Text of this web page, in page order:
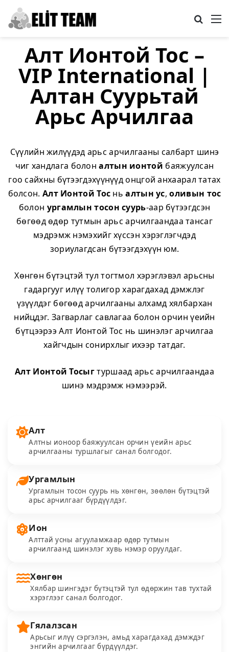
Алт Ионтой Тос –
VIP International |
Алтан Суурьтай
Арьс Арчилгаа
Сүүлийн жилүүдэд арьс арчилгааны салбарт шинэ
чиг хандлага болоналтын ионтой баяжуулсан
гоо сайхны бүтээгдэхүүнүүд онцгой анхаарал татах
болсон. Алт Ионтой Тос ньалтын ус,оливын тос
болон ургамлын тосон суурь-аар бүтээгдсэн
бөгөөд өдөр тутмын арьс арчилгаандаа тансаг
мэдрэмж нэмэхийг хүссэн хэрэглэгчдэд
зориулагдсан бүтээгдэхүүн юм.
Хөнгөн бүтэцтэй тул тогтмол хэрэглэвэл арьсны
гадаргууг илүү толигор харагдахад дэмжлэг
үзүүлдэг бөгөөд арчилгааны алхамд хялбархан
нийцдэг. Загварлаг савлагаа болон орчин үеийн
бүтцээрээ Алт Ионтой Тос нь шинэлэг арчилгаа
хайгчдын сонирхлыг ихээр татдаг.
Алт Ионтой Тосыгтуршаад арьс арчилгаандаа
шинэ мэдрэмж нэмээрэй.
Алт
Алтны ионоор баяжуулсан орчин үеийн арьс
арчилгааны туршлагыг санал болгодог.
Ургамлын
Ургамлын тосон суурь нь хөнгөн, зөөлөн бүтэцтэй
арьс арчилгааг бүрдүүлдэг.
Ион
Алттай усны агууламжаар өдөр тутмын
арчилгаанд шинэлэг хувь нэмэр оруулдаг.
Хөнгөн
Хялбар шингэдэг бүтэцтэй тул өдөржин тав тухтай
хэрэглээг санал болгодог.
Гялалзсан
Арьсыг илүү сэргэлэн, амьд харагдахад дэмждэг
энгийн арчилгааг бүрдүүлдэг.